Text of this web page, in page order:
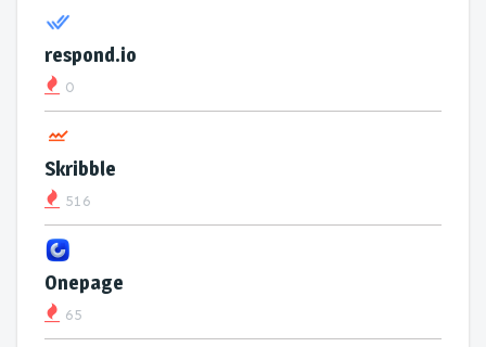
respond.io
0
Skribble
516
Onepage
65